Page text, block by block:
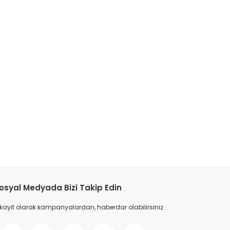
Medyada Bizi Takip Edin
olarak kampanyalardan, haberdar olabilirsiniz.